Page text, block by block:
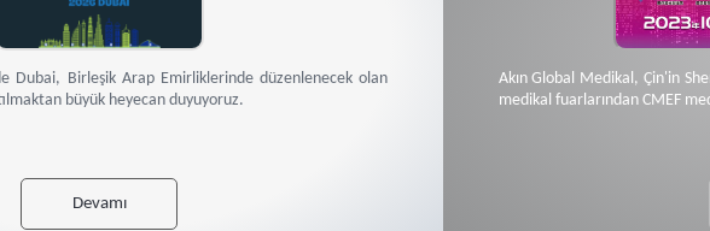
Dubai, Birleşik Arap Emirliklerinde düzenlenecek olan
büyük heyecan duyuyoruz.
Devamı
Akın Global Medikal, Çin'in
medikal fuarlarından CMEF